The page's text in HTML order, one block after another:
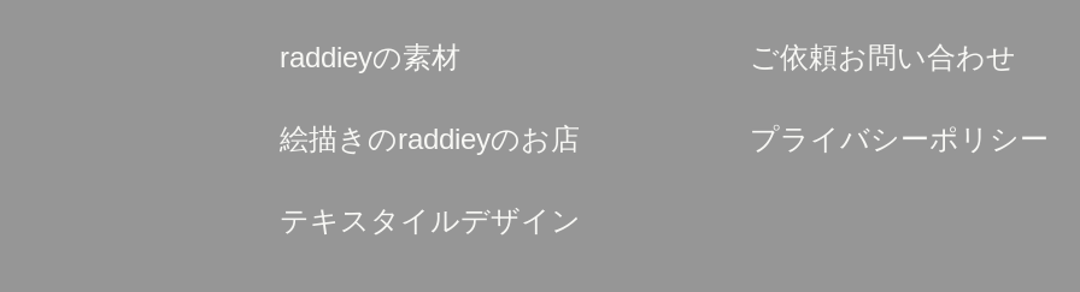
raddieyの素材
絵描きのraddieyのお店
テキスタイルデザイン
ご依頼お問い合わせ
プライバシーポリシー